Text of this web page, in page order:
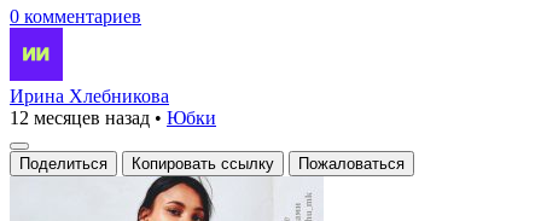
0 комментариев
Ирина Хлебникова
12 месяцев назад • Юбки
Поделиться Копировать ссылку Пожаловаться